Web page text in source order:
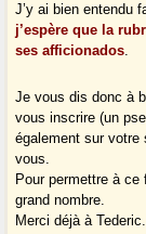
J’y ai bien entendu
j’espère que la
ses afficionados.
Je vous dis donc à
vous inscrire (un
également sur votre
vous.
Pour permettre à ce
grand nombre.
Merci déjà à